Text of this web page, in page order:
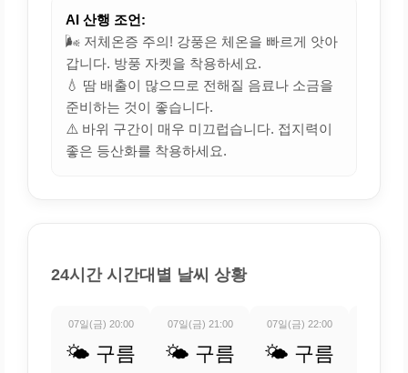
AI 산행 조언:
🌬️ 저체온증 주의! 강풍은 체온을 빠르게 앗아
갑니다. 방풍 자켓을 착용하세요.
💧 땀 배출이 많으므로 전해질 음료나 소금을
준비하는 것이 좋습니다.
⚠️ 바위 구간이 매우 미끄럽습니다. 접지력이
좋은 등산화를 착용하세요.
24시간 시간대별 날씨 상황
07일(금) 20:00
🌤️ 구름
07일(금) 21:00
🌤️ 구름
07일(금) 22:00
🌤️ 구름